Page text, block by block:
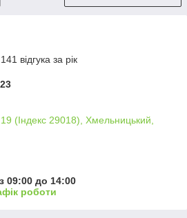
відгука за рік
(Індекс 29018), Хмельницький,
09:00 до 14:00
роботи